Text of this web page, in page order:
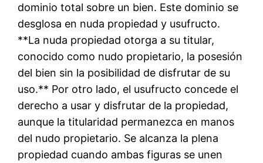
dominio total sobre un bien. Este dominio se
desglosa en nuda propiedad y usufructo.
**La nuda propiedad otorga a su titular,
conocido como nudo propietario, la posesión
del bien sin la posibilidad de disfrutar de su
uso.** Por otro lado, el usufructo concede el
derecho a usar y disfrutar de la propiedad,
aunque la titularidad permanezca en manos
del nudo propietario. Se alcanza la plena
propiedad cuando ambas figuras se unen